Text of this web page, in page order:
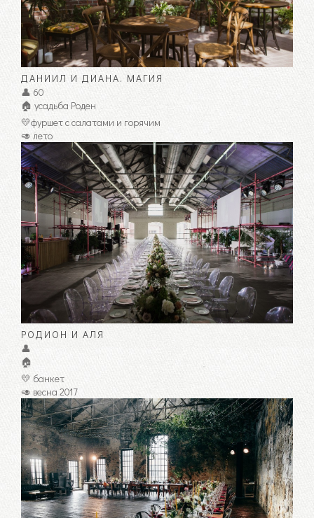
ДАНИИЛ И ДИАНА. МАГИЯ
👤 60
🏠 усадьба Роден
💛фуршет с салатами и горячим
🥑 лето
РОДИОН И АЛЯ
👤
🏠
💛 банкет
🥑 весна 2017